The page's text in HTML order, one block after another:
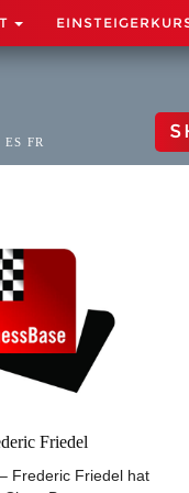
ES FR
Friedel
Frederic Friedel hat